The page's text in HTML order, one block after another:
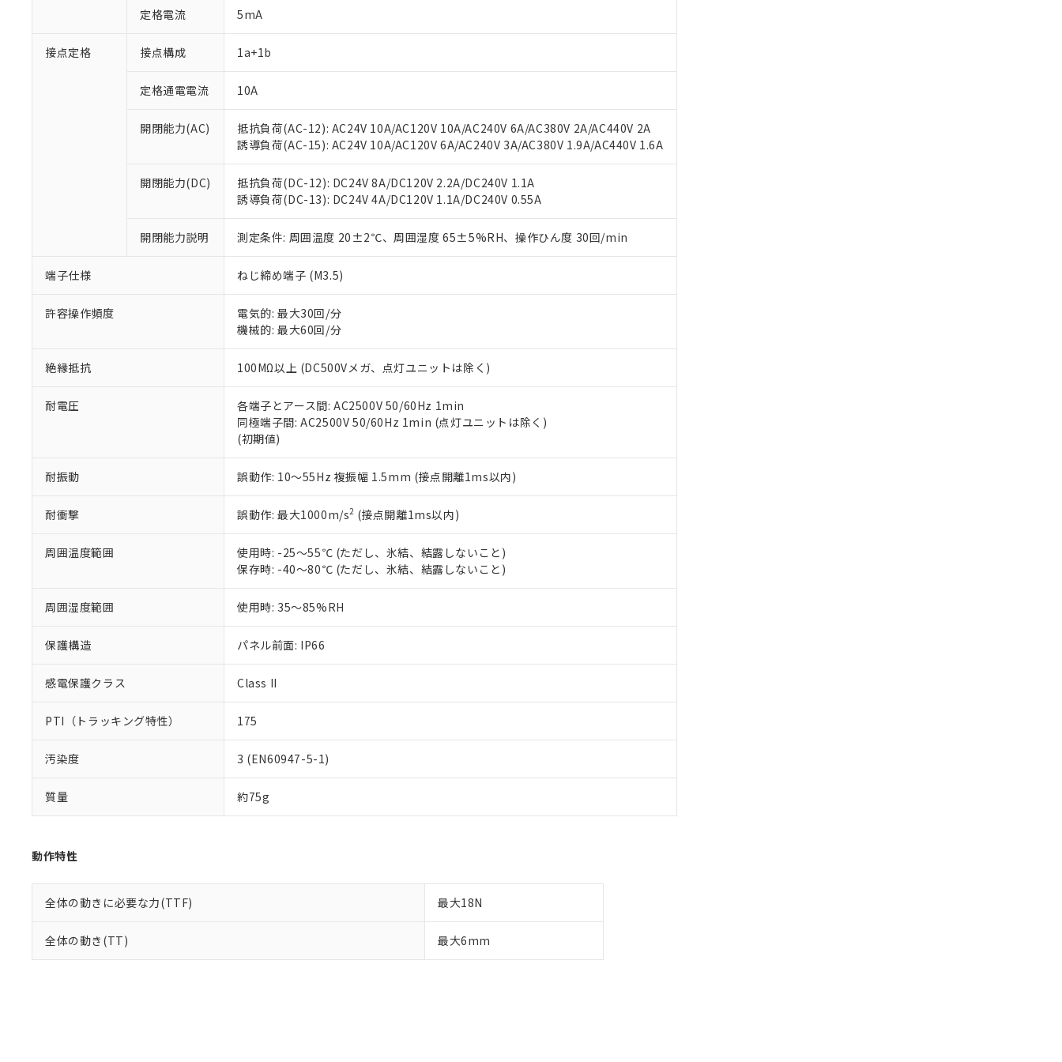
定格電流 5mA
接点定格 接点構成 1a+1b
定格通電電流 10A
開閉能力(AC)
抵抗負荷(AC-12): AC24V 10A/AC120V 10A/AC240V 6A/AC380V 2A/AC440V 2A
誘導負荷(AC-15): AC24V 10A/AC120V 6A/AC240V 3A/AC380V 1.9A/AC440V 1.6A
開閉能力(DC)
抵抗負荷(DC-12): DC24V 8A/DC120V 2.2A/DC240V 1.1A
誘導負荷(DC-13): DC24V 4A/DC120V 1.1A/DC240V 0.55A
開閉能力説明 測定条件: 周囲温度 20±2℃、周囲湿度 65±5%RH、操作ひん度 30回/min
端子仕様 ねじ締め端子 (M3.5)
許容操作頻度
電気的: 最大30回/分
機械的: 最大60回/分
絶縁抵抗 100MΩ以上 (DC500Vメガ、点灯ユニットは除く)
耐電圧
各端子とアース間: AC2500V 50/60Hz 1min
同極端子間: AC2500V 50/60Hz 1min (点灯ユニットは除く)
(初期値)
耐振動 誤動作: 10～55Hz 複振幅 1.5mm (接点開離1ms以内)
耐衝撃 誤動作: 最大1000m/s2 (接点開離1ms以内)
周囲温度範囲
使用時: -25～55℃ (ただし、氷結、結露しないこと)
保存時: -40～80℃ (ただし、氷結、結露しないこと)
周囲湿度範囲 使用時: 35～85%RH
保護構造 パネル前面: IP66
感電保護クラス Class II
PTI（トラッキング特性） 175
汚染度 3 (EN60947-5-1)
質量 約75g
動作特性
全体の動きに必要な力(TTF) 最大18N
全体の動き(TT) 最大6mm
ご利用条件
以下の条件をお読みいただき、同意のうえご利用ください。
本サービスは、当社制御機器事業取扱商品の当社在庫状況および標準価格(税抜)を提供させていただ
くものです。
当社制御機器事業取扱商品の中には、本サービスの対象外となる商品もあることをご了承ください。
在庫状況および標準価格照会結果は、記載している更新日時点での社内データに基づき作成されるも
のであり、閲覧された時点での実際の在庫および標準価格とは異なる場合があることをご了承くださ
い。
正式な納期状況および標準価格はお客様のお取引先、またはお客様担当のオムロン制御機器販売店・
当社販売員にご相談ください。
オムロン制御機器販売店や当社販売拠点は「販売ネットワーク
」をご確認ください。
在庫状況および標準価格結果を当社の事前の承諾なく第三者に漏洩または開示しないようお願いしま
す。
ている必要があります。
お客様が当ウェブサイト上で当社にご登録された部品リストについて、当社および当社の共同利用者
が、当社の製品・サービスに関するお客様との取引・商談に必要な範囲で利用することをご了承くだ
さい。
※当社の共同利用者とは、"個人情報の共同利用に関して"
の「1.共同利用者の範囲」に記載されて
いる法人を指します。
対応予定なし：EU RoHS指令（10物質）の非含有に非対応の商品で、対応品を出す予定はありません。
調査・確認中：EU RoHS指令（10物質）の非含有の対応状況を調査中または確認中の商品です。
非該当品：ライセンス料など無形物で、有害物質有無と関係のない商品です。
仕入先様の事情により、非含有部品としていたものが、含有品と判明した場合などやむを得ず変更すること
があります。
鉛(Pb) 1000ppm以下、 水銀(Hg) 1000ppm以下、 カドミウム(Cd) 100ppm以下、
六価クロム(Cr(Ⅵ)) 1000ppm以下、ポリ臭化ビフェニル類(PBB) 1000ppm以下、ポリ臭化ジフェニルエーテル類(PBDE) 1000ppm以下、
フタル酸ビス(2-エチルヘキシル) (DEHP)(別名：DOP) 1000ppm以下、フタル酸ブチルベンジル（BBP） 1000ppm以下、フタル酸ジブチ
ル（DBP） 1000ppm以下、フタル酸ジイソブチル (DIBP) 1000ppm以下
但し、RoHS指令で産業用監視および制御機器に対する適用除外項目は除く。
フタル酸エステル類の４物質については閾値を超える意図的な使用がないことを確認しています。
※2 対応予定月
部品在庫の切り替え状況などにより、予定月が前後することがあります。
※3 非含有証明書ダウンロード
下記の非含有証明書をダウンロードすることができます。
EU RoHS指令（10物質）の非含有証明書
51物質の非含有証明書（当社基準）
※本証明書は発行日時点で非含有を証明するもので、過去に遡って非含有を証明するものではありません。
また、RoHS指令のフタル酸エステル類４物質の対応では、対応完了までの期間は出荷製品に未対応品が
混在することから備考欄に対応日を記載しておりました。
既に当社にて対応品への在庫切替を完了していることから、特段のことがない限り、2022年1月12日よ
「○」：最大均質材料含有率が中国RoHSの基準値以下であることを示します。
「×」：最大均質材料含有率が中国RoHSの基準値を超えていることを示します。
「－」：未確認です。当社販売部門へお問い合わせください。
*中国RoHS10物質の基準値 (GB/T26572)：
Pb(鉛) :1000ppm、 Hg(水銀) : 1000ppm、 Cd(カドミウム) : 100ppm、
Cr(Ⅵ)(六価クロム) : 1000ppm、 PBBs(ポリ臭化ビフェニル類) : 1000ppm、 PBDEs(ポリ臭化ジフェニルエーテル類) : 1000ppm、
DBP(フタル酸ジブチル) : 1000ppm、 DIBP(フタル酸ジイソブチル) : 1000ppm、 BBP(フタル酸ブチルベンジル) : 1000ppm、
※2 環境保護使用期限
「ｅ」：有害物質（10物質）のすべてが基準値以下であることを示します。
「10」：通常の使用状況下において有害物質が外部に漏えいし、環境に深刻な影響を及ぼさない年数を意
味します。
「－」：未確認です。当社販売部門へお問い合わせください。
当社は、これら貴社製品のうち、外国為替および外国貿易法に定める商品（以下｢規制貨物等」とい
う）を輸出または国外への提供する場合は、日本国政府の輸出許可(または役務取引許可)を取得する
などの必要な手続きをとります。
ます。
当社は貴社製品を、核兵器、ミサイル、化学兵器、生物兵器またはその他武器並びにこれらの製造装
置等に一切使用いたしません。
当社は、貴社製品を第三者に販売する場合は、上記1、2および3の内容を当該第三者に通知します。
また当社は、販売先および販売に係わる関係者が違法に輸出するおそれがある場合は、取り引きをい
たしません。
記
号
説明
○ 一定数以上の在庫あり
△ 一定数には満たないが在庫あり
－
在庫なし(最新の在庫状況については、お客様のお取引先、またはお客様担当のオムロン制御
機器販売店・当社販売員にご確認ください)
空
白
受注生産機種、また在庫状況の情報を公開していない機種